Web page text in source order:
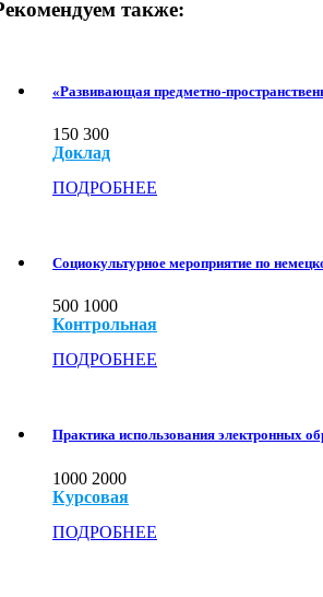
также:
«Развивающая предметно-
150 300
Доклад
ПОДРОБНЕЕ
Социокультурное мероприятие по
500 1000
Контрольная
ПОДРОБНЕЕ
Практика использования электронных
1000 2000
Курсовая
ПОДРОБНЕЕ